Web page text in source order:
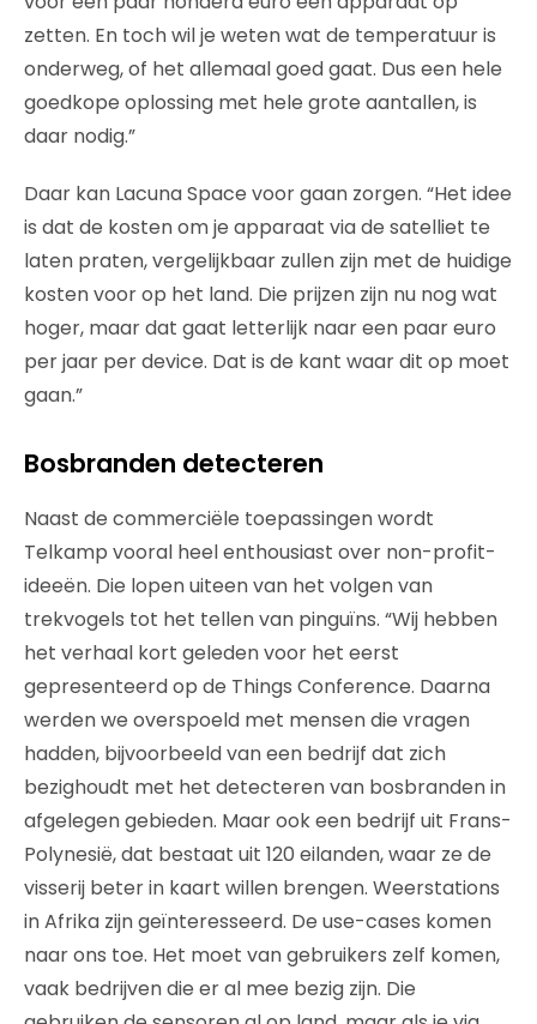
zetten. En toch wil je weten wat de temperatuur is
onderweg, of het allemaal goed gaat. Dus een hele
goedkope oplossing met hele grote aantallen, is
daar nodig.”
Daar kan Lacuna Space voor gaan zorgen. “Het idee
is dat de kosten om je apparaat via de satelliet te
laten praten, vergelijkbaar zullen zijn met de huidige
kosten voor op het land. Die prijzen zijn nu nog wat
hoger, maar dat gaat letterlijk naar een paar euro
per jaar per device. Dat is de kant waar dit op moet
gaan.”
Bosbranden detecteren
Naast de commerciële toepassingen wordt
Telkamp vooral heel enthousiast over non-profit-
ideeën. Die lopen uiteen van het volgen van
trekvogels tot het tellen van pinguïns. “Wij hebben
het verhaal kort geleden voor het eerst
gepresenteerd op de Things Conference. Daarna
werden we overspoeld met mensen die vragen
hadden, bijvoorbeeld van een bedrijf dat zich
bezighoudt met het detecteren van bosbranden in
afgelegen gebieden. Maar ook een bedrijf uit Frans-
Polynesië, dat bestaat uit 120 eilanden, waar ze de
visserij beter in kaart willen brengen. Weerstations
in Afrika zijn geïnteresseerd. De use-cases komen
naar ons toe. Het moet van gebruikers zelf komen,
vaak bedrijven die er al mee bezig zijn. Die